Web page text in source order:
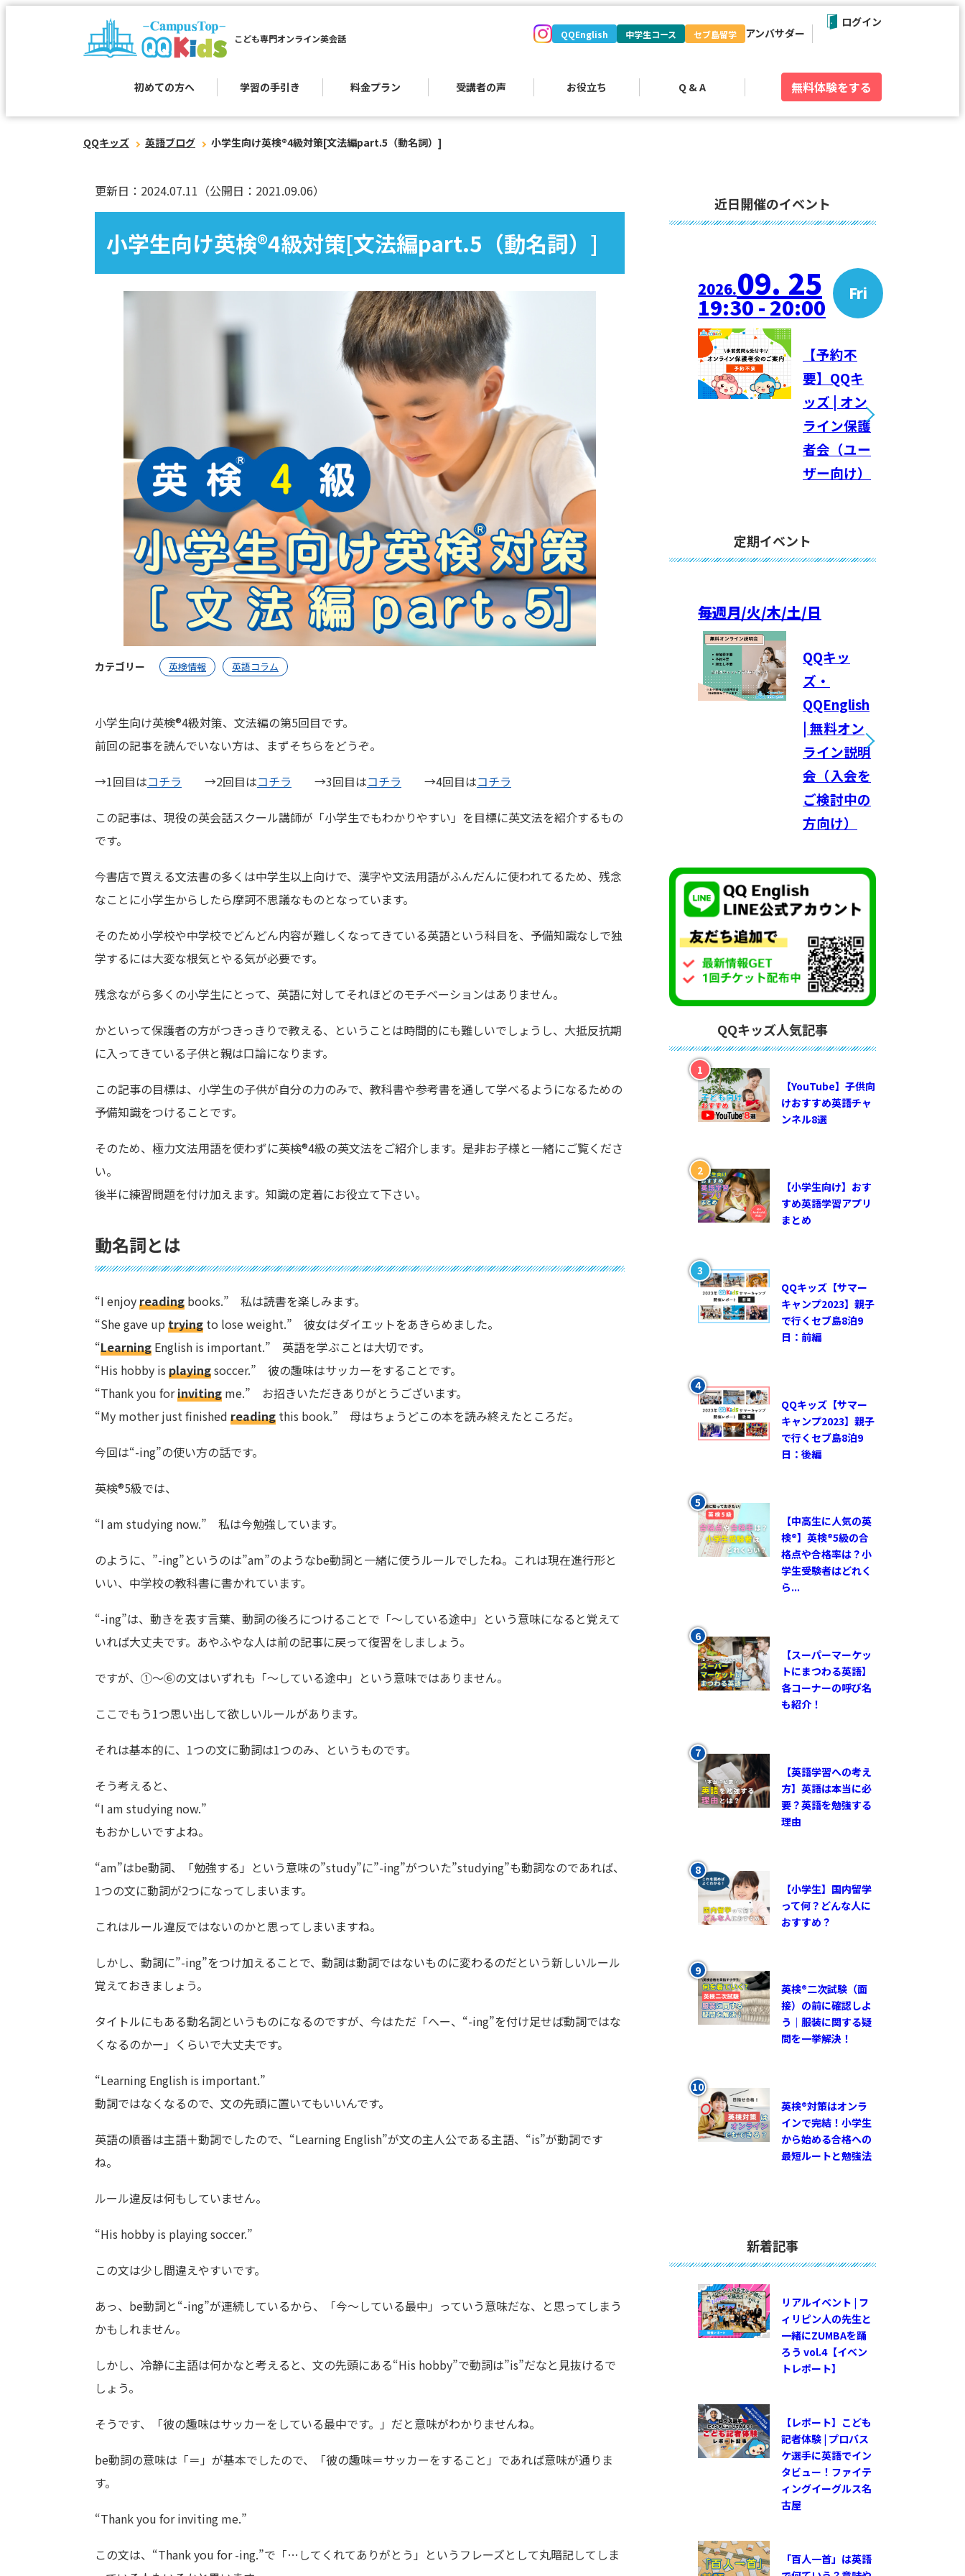
こども専門オンライン英会話
初めての方へ 学習の手引き 料金プラン 受講者の声 お役立ち Q & A
QQEnglish 中学生コース セブ島留学 アンバサダー
無料体験をする
ログイン
QQキッズ 英語ブログ 小学生向け英検®︎4級対策[文法編part.5（動名詞）]
更新日：2024.07.11 （公開日：2021.09.06）
小学生向け英検®︎4級対策[文法編part.5（動名詞）]
カテゴリー 英検情報 英語コラム
小学生向け英検®︎4級対策、文法編の第5回目です。
前回の記事を読んでいない方は、まずそちらをどうぞ。
→1回目はコチラ →2回目はコチラ →3回目はコチラ →4回目はコチラ
この記事は、現役の英会話スクール講師が「小学生でもわかりやすい」を目標に英文法を紹介するもの
です。
今書店で買える文法書の多くは中学生以上向けで、漢字や文法用語がふんだんに使われてるため、残念
なことに小学生からしたら摩訶不思議なものとなっています。
そのため小学校や中学校でどんどん内容が難しくなってきている英語という科目を、予備知識なしで独
学するには大変な根気とやる気が必要です。
残念ながら多くの小学生にとって、英語に対してそれほどのモチベーションはありません。
かといって保護者の方がつきっきりで教える、ということは時間的にも難しいでしょうし、大抵反抗期
に入ってきている子供と親は口論になります。
この記事の目標は、小学生の子供が自分の力のみで、教科書や参考書を通して学べるようになるための
予備知識をつけることです。
そのため、極力文法用語を使わずに英検®︎4級の英文法をご紹介します。是非お子様と一緒にご覧くださ
い。
後半に練習問題を付け加えます。知識の定着にお役立て下さい。
動名詞とは
“I enjoyreading books.” 私は読書を楽しみます。
“She gave uptrying to lose weight.” 彼女はダイエットをあきらめました。
“Learning English is important.” 英語を学ぶことは大切です。
“His hobby is playingsoccer.” 彼の趣味はサッカーをすることです。
“Thank you forinviting me.” お招きいただきありがとうございます。
“My mother just finished reading this book.” 母はちょうどこの本を読み終えたところだ。
今回は“-ing”の使い方の話です。
英検®︎5級では、
“I am studying now.” 私は今勉強しています。
のように、”-ing”というのは”am”のようなbe動詞と一緒に使うルールでしたね。これは現在進行形と
いい、中学校の教科書に書かれています。
“-ing”は、動きを表す言葉、動詞の後ろにつけることで「～している途中」という意味になると覚えて
いれば大丈夫です。あやふやな人は前の記事に戻って復習をしましょう。
ですが、①～⑥の文はいずれも「～している途中」という意味ではありません。
ここでもう1つ思い出して欲しいルールがあります。
それは基本的に、1つの文に動詞は1つのみ、というものです。
そう考えると、
“I am studying now.”
もおかしいですよね。
“am”はbe動詞、「勉強する」という意味の”study”に”-ing”がついた”studying”も動詞なのであれば、
1つの文に動詞が2つになってしまいます。
これはルール違反ではないのかと思ってしまいますね。
しかし、動詞に”-ing”をつけ加えることで、動詞は動詞ではないものに変わるのだという新しいルール
覚えておきましょう。
タイトルにもある動名詞というものになるのですが、今はただ「へー、“-ing”を付け足せば動詞ではな
くなるのかー」くらいで大丈夫です。
“Learning English is important.”
動詞ではなくなるので、文の先頭に置いてもいいんです。
英語の順番は主語＋動詞でしたので、“Learning English”が文の主人公である主語、“is”が動詞です
ね。
ルール違反は何もしていません。
“His hobby is playing soccer.”
この文は少し間違えやすいです。
あっ、be動詞と“-ing”が連続しているから、「今～している最中」っていう意味だな、と思ってしまう
かもしれません。
しかし、冷静に主語は何かなと考えると、文の先頭にある“His hobby”で動詞は”is”だなと見抜けるで
しょう。
そうです、「彼の趣味はサッカーをしている最中です。」だと意味がわかりませんね。
be動詞の意味は「＝」が基本でしたので、「彼の趣味＝サッカーをすること」であれば意味が通りま
す。
“Thank you for inviting me.”
この文は、“Thank you for -ing.”で「…してくれてありがとう」というフレーズとして丸暗記してしま
近日開催のイベント
2026.09. 25 Fri
19:30 - 20:00
【予約不
要】QQキ
ッズ | オン
ライン保護
者会（ユー
ザー向け）
定期イベント
毎週月/火/木/土/日
QQキッ
ズ・
QQEnglish
| 無料オン
ライン説明
会（入会を
ご検討中の
方向け）
QQキッズ人気記事
【YouTube】子供向
けおすすめ英語チャ
ンネル8選
【小学生向け】おす
すめ英語学習アプリ
まとめ
QQキッズ【サマー
キャンプ2023】親子
で行くセブ島8泊9
日：前編
QQキッズ【サマー
キャンプ2023】親子
で行くセブ島8泊9
日：後編
【中高生に人気の英
検®︎】英検®︎5級の合
格点や合格率は？小
学生受験者はどれく
ら...
【スーパーマーケッ
トにまつわる英語】
各コーナーの呼び名
も紹介！
【英語学習への考え
方】英語は本当に必
要？英語を勉強する
理由
【小学生】国内留学
って何？どんな人に
おすすめ？
英検®︎二次試験（面
接）の前に確認しよ
う｜服装に関する疑
問を一挙解決！
英検®対策はオンラ
インで完結！小学生
から始める合格への
最短ルートと勉強法
新着記事
リアルイベント | フ
ィリピン人の先生と
一緒にZUMBAを踊
ろう vol.4【イベン
トレポート】
【レポート】こども
記者体験 | プロバス
ケ選手に英語でイン
タビュー！ファイテ
ィングイーグルス名
古屋
「百人一首」は英語